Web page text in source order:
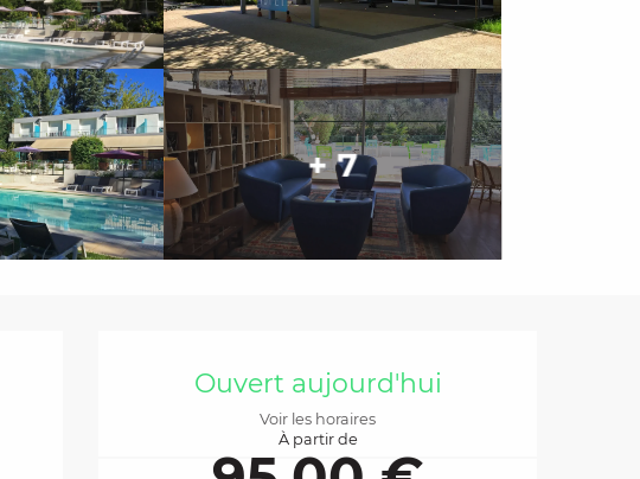
+ 7
Ouverture et
Ouvert aujourd'hui
Voir les horaires
À partir de